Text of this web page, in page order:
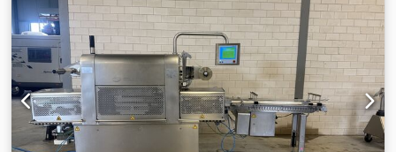
випуску: 2012 Потужність: 90 кВт Підключення до мережі:
400 В, 50 Гц Власна вага прибл. 6000 кг Стан як новий